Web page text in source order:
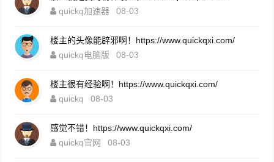
quickq加速器
08-03
楼主的头像能辟邪啊！https://www.quickqxi.com/
quickq电脑版
08-03
楼主很有经验啊！https://www.quickqxi.com/
quickq
08-03
感觉不错！https://www.quickqxi.com/
quickq官网
08-03